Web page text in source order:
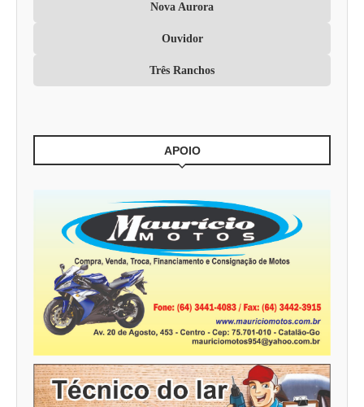
Nova Aurora
Ouvidor
Três Ranchos
APOIO